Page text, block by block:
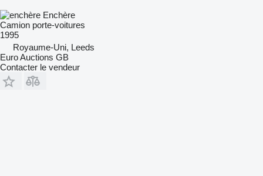
Enchère
Camion porte-voitures
1995
Royaume-Uni, Leeds
Euro Auctions GB
Contacter le vendeur